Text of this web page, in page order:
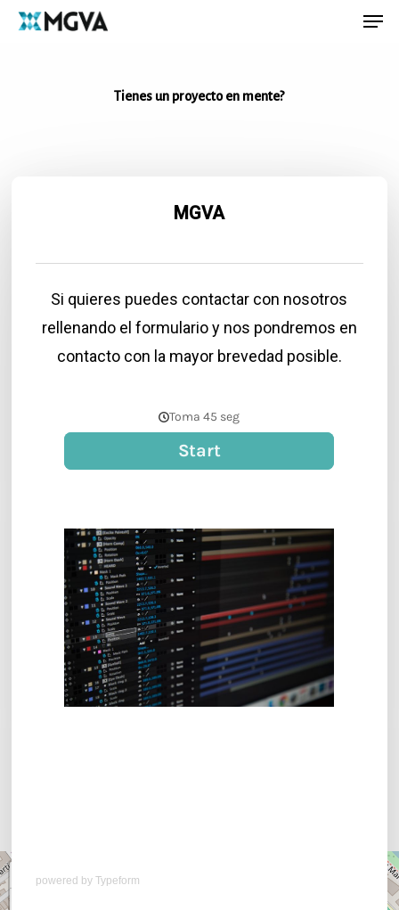
Skip
Tienes un proyecto en mente?
MGVA
Si quieres puedes contactar con nosotros
rellenando el formulario y nos pondremos en
contacto con la mayor brevedad posible.
powered byTypeform
Menu